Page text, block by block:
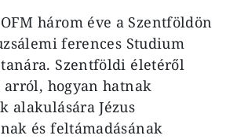
három éve a Szentföldön
ferences Studium
Szentföldi életéről
arról, hogyan hatnak
alakulására Jézus
és feltámadásának